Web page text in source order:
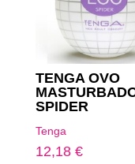
TENGA OVO
SPIDER
Tenga
12,18 €